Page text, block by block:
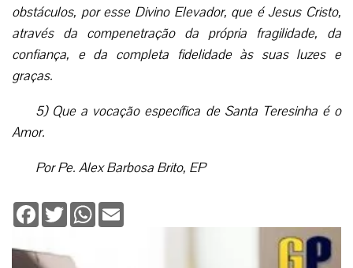
obstáculos, por esse Divino Elevador, que é Jesus Cristo,
através da compenetração da própria fragilidade, da
confiança, e da completa fidelidade às suas luzes e
graças.
5) Que a vocação específica de Santa Teresinha é o
Amor.
Por Pe. Alex Barbosa Brito, EP
Facebook
TwitterWhatsApp